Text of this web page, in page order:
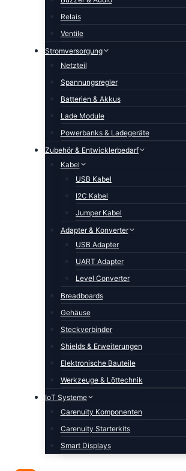
Relais
Ventile
Stromversorgung
Netzteil
Spannungsregler
Batterien & Akkus
Lade Module
Powerbanks & Ladegeräte
Zubehör & Entwicklerbedarf
Kabel
USB Kabel
I2C Kabel
Jumper Kabel
Adapter & Konverter
USB Adapter
UART Adapter
Level Converter
Breadboards
Gehäuse
Steckverbinder
Shields & Erweiterungen
Elektronische Bauteile
Werkzeuge & Löttechnik
IoT Systeme
Carenuity Komponenten
Carenuity Starterkits
Smart Displays